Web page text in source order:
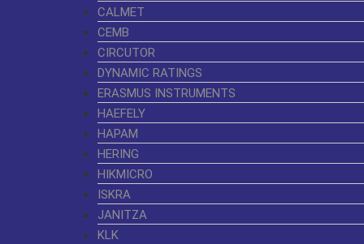
CALMET
CEMB
CIRCUTOR
DYNAMIC RATINGS
ERASMUS INSTRUMENTS
HAEFELY
HAPAM
HERING
HIKMICRO
ISKRA
JANITZA
KLK